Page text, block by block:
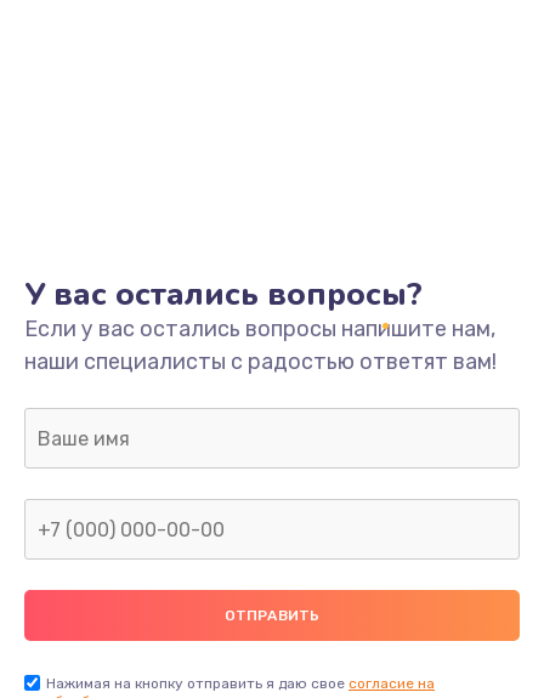
У вас остались вопросы?
Если у вас остались вопросы напишите нам,
наши специалисты с радостью ответят вам!
Нажимая на кнопку отправить я даю свое согласие на